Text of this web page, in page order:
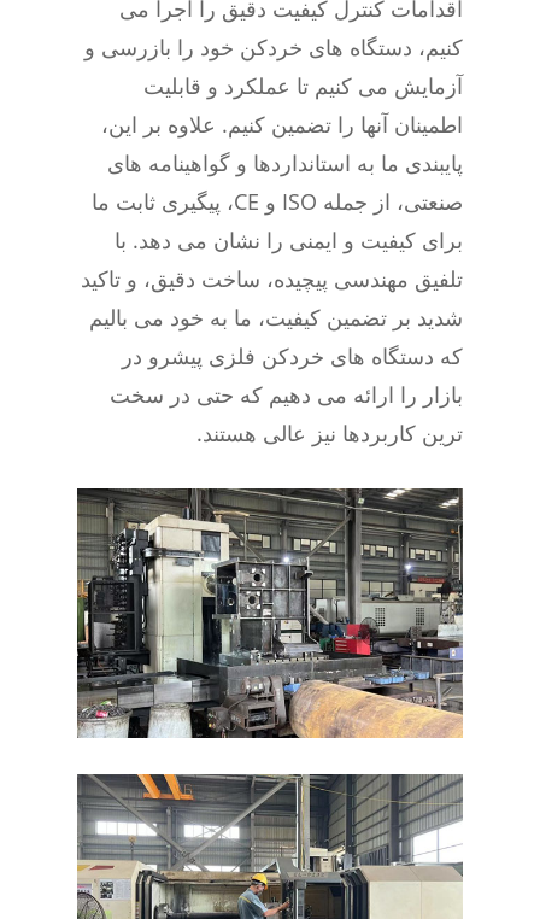
اقدامات کنترل کیفیت دقیق را اجرا می
کنیم، دستگاه های خردکن خود را بازرسی و
آزمایش می کنیم تا عملکرد و قابلیت
اطمینان آنها را تضمین کنیم. علاوه بر این،
پایبندی ما به استانداردها و گواهینامه های
صنعتی، از جمله ISO و CE، پیگیری ثابت ما
برای کیفیت و ایمنی را نشان می دهد. با
تلفیق مهندسی پیچیده، ساخت دقیق، و تاکید
شدید بر تضمین کیفیت، ما به خود می بالیم
که دستگاه های خردکن فلزی پیشرو در
بازار را ارائه می دهیم که حتی در سخت
ترین کاربردها نیز عالی هستند.